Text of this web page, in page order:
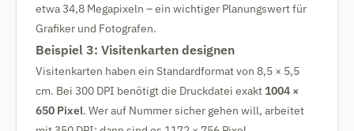
etwa 34,8 Megapixeln – ein wichtiger Planungswert für
Grafiker und Fotografen.
Beispiel 3: Visitenkarten designen
Visitenkarten haben ein Standardformat von 8,5 × 5,5
cm. Bei 300 DPI benötigt die Druckdatei exakt 1004 ×
650 Pixel. Wer auf Nummer sicher gehen will, arbeitet